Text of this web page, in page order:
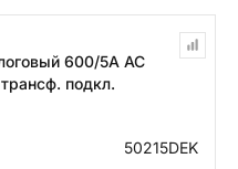
600/5А AC
подкл.
50215DEK